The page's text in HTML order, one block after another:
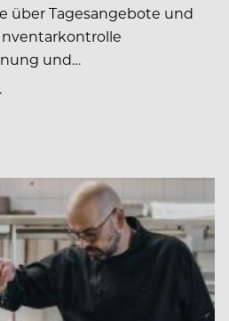
über Tagesangebote und
und…